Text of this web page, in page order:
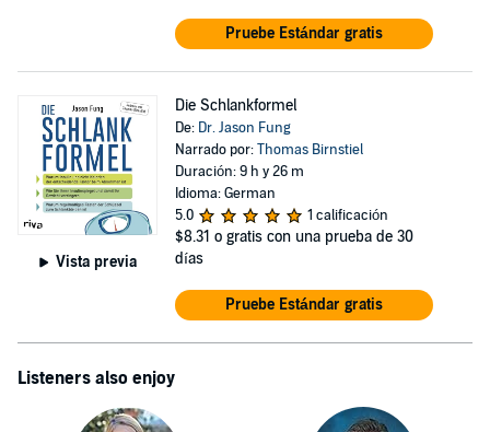
Pruebe Estándar gratis
Vista previa
Die Schlankformel
De: Dr. Jason Fung
Narrado por:Thomas Birnstiel
Duración: 9 h y 26 m
Idioma: German
5.0
1 calificación
$8.31 o gratis con una prueba de 30
días
Pruebe Estándar gratis
Listeners also enjoy